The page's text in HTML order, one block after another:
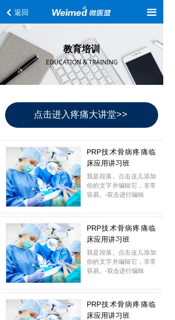
끀
首页
关于我们
专家团队
合作模式
疼痛讲堂
教育培训
产品服务
낒 返回
教育培训
EDUCATION & TRAINING
PRP技术骨病疼痛临
床应用讲习班
我是段落。点击这儿添加
你的文字并编辑它，非常
容易。-双击进行编辑
PRP技术骨病疼痛临
床应用讲习班
我是段落。点击这儿添加
你的文字并编辑它，非常
容易。-双击进行编辑
PRP技术骨病疼痛临
床应用讲习班
点击进入疼痛大讲堂>>